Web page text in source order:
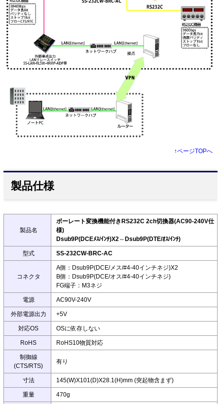
↑ページTOPへ
製品仕様
製品名
ボーレート変換機能付きRS232C 2ch切換器(AC90-240V仕
様)
Dsub9P(DCEﾒｽ/ｲﾝﾁ)X2⇔Dsub9P(DTE/ｵｽ/ｲﾝﾁ)
型式 SS-232CW-BRC-AC
コネクタ
A側：Dsub9P(DCE/メス/#4-40インチネジ)X2
B側：Dsub9P(DCE/オス/#4-40インチネジ)
FG端子：M3ネジ
電源 AC90V-240V
外部電源出力 +5V
対応OS OSに依存しない
RoHS RoHS10物質対応
制御線
(CTS/RTS)
有り
寸法 145(W)X101(D)X28.1(H)mm (突起物含まず)
重量 470g